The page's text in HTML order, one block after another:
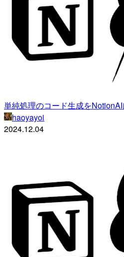
単純処理のコード生成を
haoyayoi
2024.12.04